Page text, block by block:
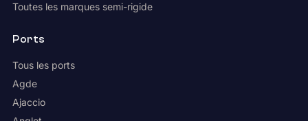
Toutes les marques semi-rigide
Ports
Tous les ports
Agde
Ajaccio